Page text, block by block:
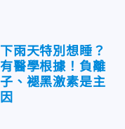
下雨天特別想睡？
有醫學根據！負離
子、褪黑激素是主
因